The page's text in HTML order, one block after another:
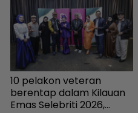
10 pelakon veteran
berentap dalam Kilauan
Emas Selebriti 2026,